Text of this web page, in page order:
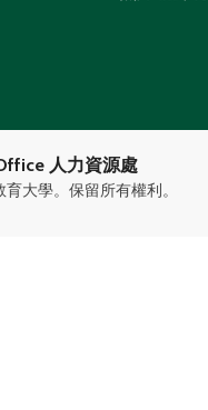
人力資源處
大學。保留所有權利。